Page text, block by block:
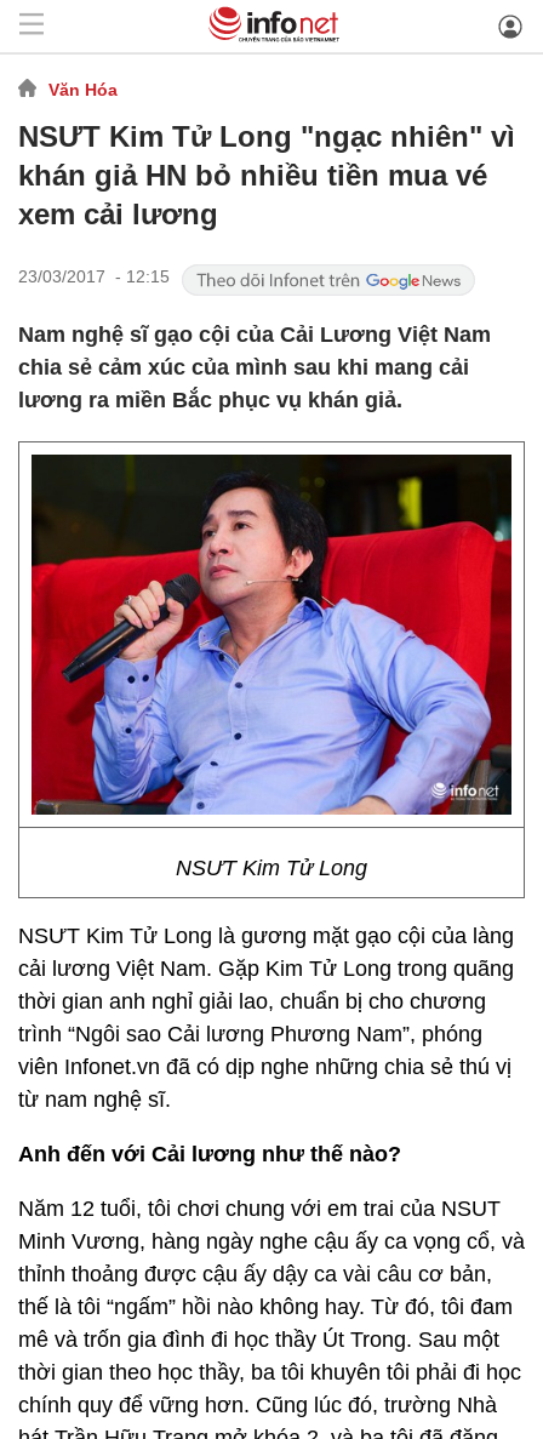
Văn Hóa
NSƯT Kim Tử Long "ngạc nhiên" vì
khán giả HN bỏ nhiều tiền mua vé
xem cải lương
23/03/2017 - 12:15
Nam nghệ sĩ gạo cội của Cải Lương Việt Nam
chia sẻ cảm xúc của mình sau khi mang cải
lương ra miền Bắc phục vụ khán giả.
NSƯT Kim Tử Long
NSƯT Kim Tử Long là gương mặt gạo cội của làng
cải lương Việt Nam. Gặp Kim Tử Long trong quãng
thời gian anh nghỉ giải lao, chuẩn bị cho chương
trình “Ngôi sao Cải lương Phương Nam”, phóng
viên Infonet.vn đã có dịp nghe những chia sẻ thú vị
từ nam nghệ sĩ.
Anh đến với Cải lương như thế nào?
Năm 12 tuổi, tôi chơi chung với em trai của NSUT
Minh Vương, hàng ngày nghe cậu ấy ca vọng cổ, và
thỉnh thoảng được cậu ấy dậy ca vài câu cơ bản,
thế là tôi “ngấm” hồi nào không hay. Từ đó, tôi đam
mê và trốn gia đình đi học thầy Út Trong. Sau một
thời gian theo học thầy, ba tôi khuyên tôi phải đi học
chính quy để vững hơn. Cũng lúc đó, trường Nhà